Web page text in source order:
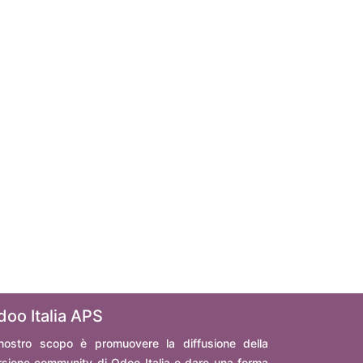
Italia APS
scopo è promuovere la diffusione della